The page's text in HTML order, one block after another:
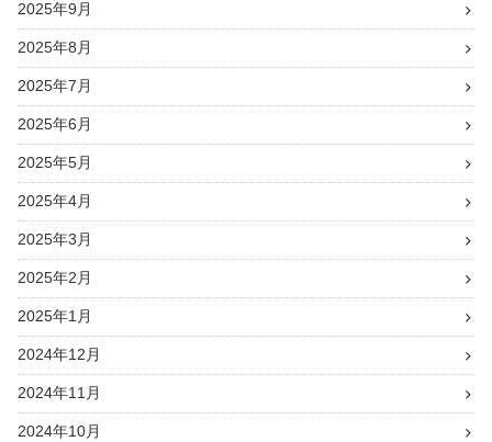
2025年9月
2025年8月
2025年7月
2025年6月
2025年5月
2025年4月
2025年3月
2025年2月
2025年1月
2024年12月
2024年11月
2024年10月